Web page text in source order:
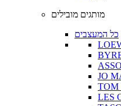
מותגים מובילים
כל המעצבים
JO
TOM
LES